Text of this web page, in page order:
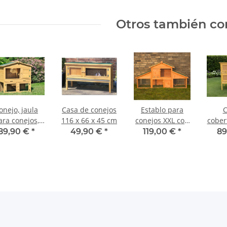
Otros también
jaula
conejos,
XXL € *
Casa de conejos
116 x 66 x 45 cm
49,90 € *
Establo para
conejos XXL con
área de ejercicio
119,00 € *